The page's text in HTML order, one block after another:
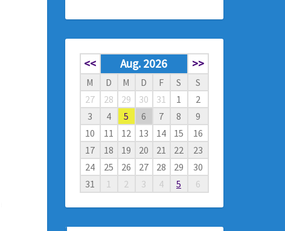
<< Aug. 2026 >>
M D M D F S
S
27
28 29 30 31 1
2
3
4 5 6 7 8
9
10
11 12 13 14 15
16
17
18 19 20 21 22
23
24
25 26 27 28 29
30
31
1 2 3 4 5 6